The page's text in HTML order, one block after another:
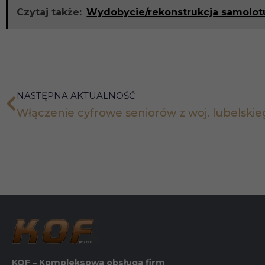
Czytaj także: Wydobycie/rekonstrukcja
NASTĘPNA AKTUALNOŚĆ
Włączenie cyfrowe seniorów z woj.
KOF – Kompleksowa obsługa firm